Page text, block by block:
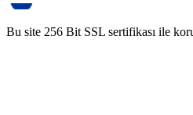
Bu site 256 Bit SSL sertifikası ile